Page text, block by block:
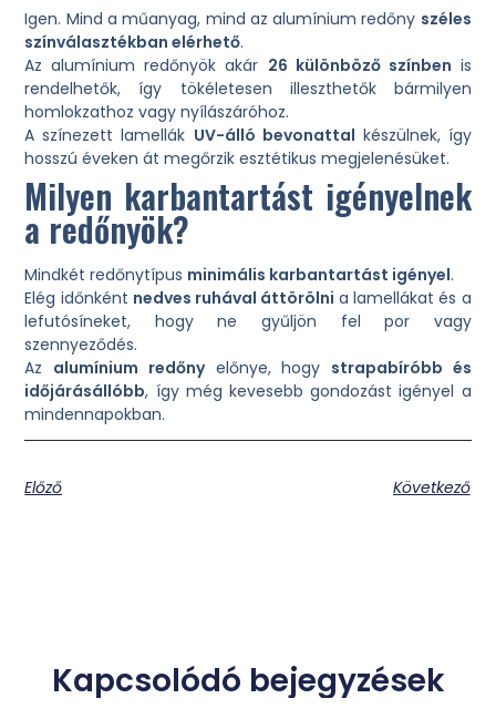
Igen. Mind a műanyag, mind az alumínium redőny széles
színválasztékban elérhető.
Az alumínium redőnyök akár 26 különböző színben is
rendelhetők, így tökéletesen illeszthetők bármilyen
homlokzathoz vagy nyílászáróhoz.
A színezett lamellák UV-álló bevonattal készülnek, így
hosszú éveken át megőrzik esztétikus megjelenésüket.
Milyen karbantartást igényelnek
a redőnyök?
Mindkét redőnytípus minimális karbantartást igényel.
Elég időnként nedves ruhával áttörölni a lamellákat és a
lefutósíneket, hogy ne gyűljön fel por vagy
szennyeződés.
Az alumínium redőnyelőnye, hogy strapabíróbb és
időjárásállóbb, így még kevesebb gondozást igényel a
mindennapokban.
Előző Következő
Kapcsolódó bejegyzések